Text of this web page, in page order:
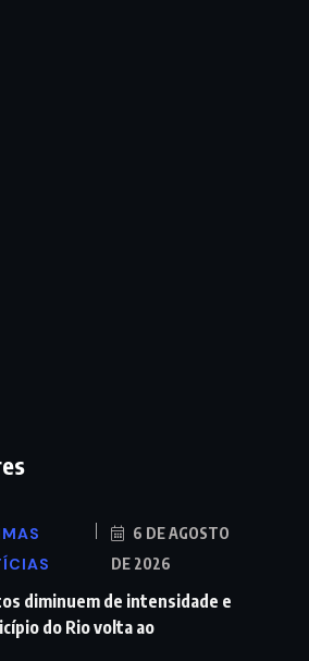
6 DE AGOSTO
DE 2026
diminuem de intensidade e
do Rio volta ao